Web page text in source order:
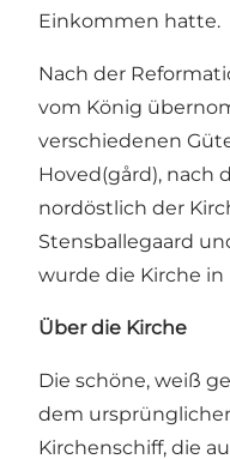
Einkommen hatte.
Nach der
vom König
verschiedenen
Hoved(gård), nach
nordöstlich der
Stensballegaard
wurde die Kirche
Über die Kirche
Die schöne, weiß
dem
Kirchenschiff, die